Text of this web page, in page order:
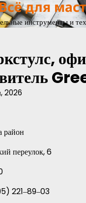
для
инструменты и
2026
район
переулок, 6
221‒89‒03